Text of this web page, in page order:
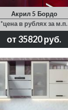
Акрил 5 Бордо
*цена в рублях за м.п.
от 35820 руб.